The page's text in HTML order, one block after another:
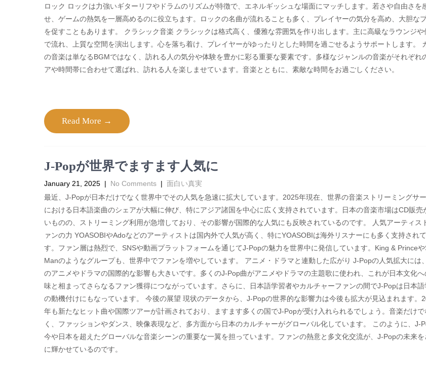
ロック ロックは力強いギターリフやドラムのリズムが特徴で、エネルギッシュな場面にマッチします。若さや自由さを
せ、ゲームの熱気を一層高めるのに役立ちます。ロックの名曲が流れることも多く、プレイヤーの気分を高め、大胆な
を促すこともあります。 クラシック音楽 クラシックは格式高く、優雅な雰囲気を作り出します。主に高級なラウンジや
で流れ、上質な空間を演出します。心を落ち着け、プレイヤーがゆったりとした時間を過ごせるようサポートします。
の音楽は単なるBGMではなく、訪れる人の気分や体験を豊かに彩る重要な要素です。多様なジャンルの音楽がそれぞれ
アや時間帯に合わせて選ばれ、訪れる人を楽しませています。音楽とともに、素敵な時間をお過ごしください。
Read More →
J-Popが世界でますます人気に
January 21, 2025 | No Comments | 面白い真実
最近、J-Popが日本だけでなく世界中でその人気を急速に拡大しています。2025年現在、世界の音楽ストリーミングサ
における日本語楽曲のシェアが大幅に伸び、特にアジア諸国を中心に広く支持されています。日本の音楽市場はCD販売
いものの、ストリーミング利用が急増しており、その影響が国際的な人気にも反映されているのです。 人気アーティス
ァンの力 YOASOBIやAdoなどのアーティストは国内外で人気が高く、特にYOASOBIは海外リスナーにも多く支持され
す。ファン層は熱烈で、SNSや動画プラットフォームを通じてJ-Popの魅力を世界中に発信しています。King & Prince
Manのようなグループも、世界中でファンを増やしています。 アニメ・ドラマと連動した広がり J-Popの人気拡大には
のアニメやドラマの国際的な影響も大きいです。多くのJ-Pop曲がアニメやドラマの主題歌に使われ、これが日本文化へ
味と相まってさらなるファン獲得につながっています。さらに、日本語学習者やカルチャーファンの間でJ-Popは日本語
の動機付けにもなっています。 今後の展望 現状のデータから、J-Popの世界的な影響力は今後も拡大が見込まれます。
年も新たなヒット曲や国際ツアーが計画されており、ますます多くの国でJ-Popが受け入れられるでしょう。音楽だけで
く、ファッションやダンス、映像表現など、多方面から日本のカルチャーがグローバル化しています。 このように、J-
今や日本を超えたグローバルな音楽シーンの重要な一翼を担っています。ファンの熱意と多文化交流が、J-Popの未来を
に輝かせているのです。